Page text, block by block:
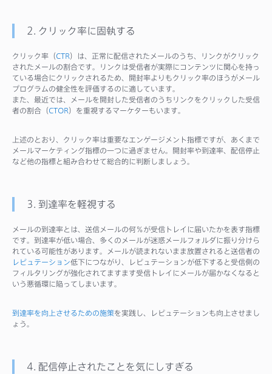
2. クリック率に固執する
クリック率（CTR）は、正常に配信されたメールのうち、リンクがクリック
されたメールの割合です。リンクは受信者が実際にコンテンツに関心を持っ
ている場合にクリックされるため、開封率よりもクリック率のほうがメール
プログラムの健全性を評価するのに適しています。
また、最近では、メールを開封した受信者のうちリンクをクリックした受信
者の割合（CTOR）を重視するマーケターもいます。
上述のとおり、クリック率は重要なエンゲージメント指標ですが、あくまで
メールマーケティング指標の一つに過ぎません。開封率や到達率、配信停止
など他の指標と組み合わせて総合的に判断しましょう。
3. 到達率を軽視する
メールの到達率とは、送信メールの何％が受信トレイに届いたかを表す指標
です。到達率が低い場合、多くのメールが迷惑メールフォルダに振り分けら
れている可能性があります。メールが読まれないまま放置されると送信者の
レピュテーション低下につながり、レピュテーションが低下すると受信側の
フィルタリングが強化されてますます受信トレイにメールが届かなくなると
いう悪循環に陥ってしまいます。
到達率を向上させるための施策を実践し、レピュテーションも向上させまし
ょう。
4. 配信停止されたことを気にしすぎる